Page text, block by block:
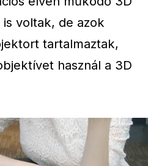
voltak, de azok
tartalmaztak,
használ a 3D